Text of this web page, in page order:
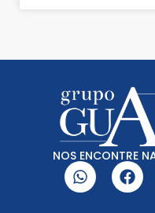
NOS ENCONTRE